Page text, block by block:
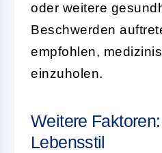
oder weitere
Beschwerden
empfohlen,
einzuholen.
Weitere
Lebensstil